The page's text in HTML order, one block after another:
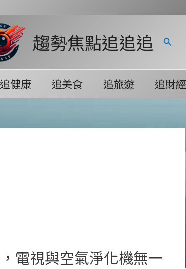
趨勢焦點追追追
搜
追健康 追美食 追旅遊 追財經
電視與空氣淨化機無一